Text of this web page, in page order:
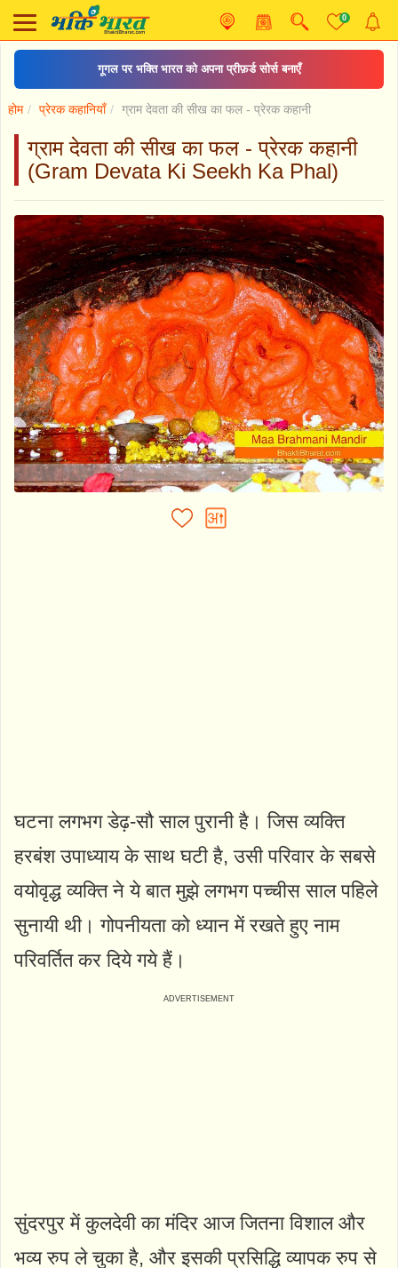
0
शिव चालीसा
होम प्रेरक कहानियाँ ग्राम देवता की सीख का फल - प्रेरक कहानी
ग्राम देवता की सीख का फल - प्रेरक कहानी
(Gram Devata Ki Seekh Ka Phal)
घटना लगभग डेढ़-सौ साल पुरानी है। जिस व्यक्ति
हरबंश उपाध्याय के साथ घटी है, उसी परिवार के सबसे
वयोवृद्ध व्यक्ति ने ये बात मुझे लगभग पच्चीस साल पहिले
सुनायी थी। गोपनीयता को ध्यान में रखते हुए नाम
परिवर्तित कर दिये गये हैं।
सुंदरपुर में कुलदेवी का मंदिर आज जितना विशाल और
भव्य रुप ले चुका है, और इसकी प्रसिद्धि व्यापक रुप से